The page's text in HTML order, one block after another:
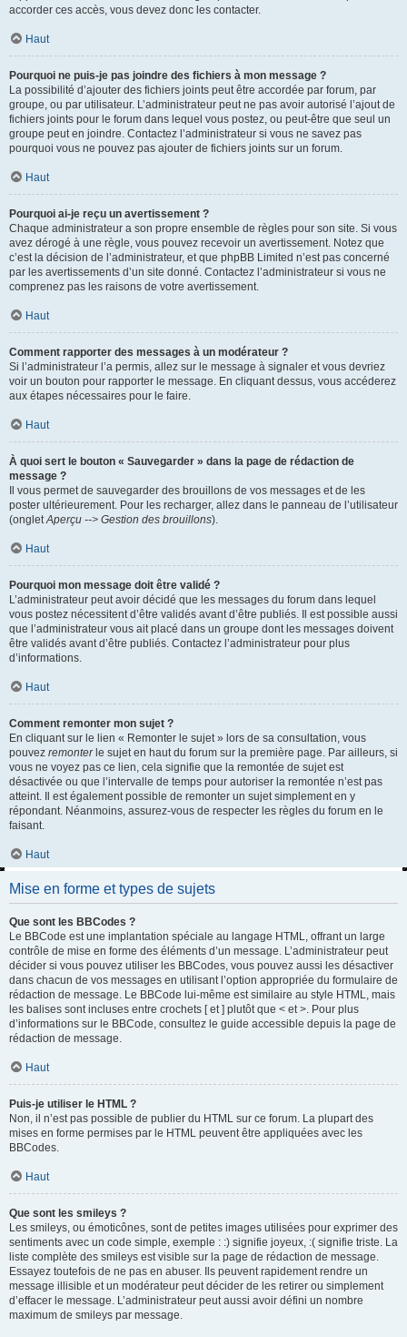
accorder ces accès, vous devez donc les contacter.
Haut
Pourquoi ne puis-je pas joindre des fichiers à mon message ?
La possibilité d’ajouter des fichiers joints peut être accordée par forum, par
groupe, ou par utilisateur. L’administrateur peut ne pas avoir autorisé l’ajout de
fichiers joints pour le forum dans lequel vous postez, ou peut-être que seul un
groupe peut en joindre. Contactez l’administrateur si vous ne savez pas
pourquoi vous ne pouvez pas ajouter de fichiers joints sur un forum.
Haut
Pourquoi ai-je reçu un avertissement ?
Chaque administrateur a son propre ensemble de règles pour son site. Si vous
avez dérogé à une règle, vous pouvez recevoir un avertissement. Notez que
c’est la décision de l’administrateur, et que phpBB Limited n’est pas concerné
par les avertissements d’un site donné. Contactez l’administrateur si vous ne
comprenez pas les raisons de votre avertissement.
Haut
Comment rapporter des messages à un modérateur ?
Si l’administrateur l’a permis, allez sur le message à signaler et vous devriez
voir un bouton pour rapporter le message. En cliquant dessus, vous accéderez
aux étapes nécessaires pour le faire.
Haut
À quoi sert le bouton « Sauvegarder » dans la page de rédaction de
message ?
Il vous permet de sauvegarder des brouillons de vos messages et de les
poster ultérieurement. Pour les recharger, allez dans le panneau de l’utilisateur
(ongletAperçu --> Gestion des brouillons).
Haut
Pourquoi mon message doit être validé ?
L’administrateur peut avoir décidé que les messages du forum dans lequel
vous postez nécessitent d’être validés avant d’être publiés. Il est possible aussi
que l’administrateur vous ait placé dans un groupe dont les messages doivent
être validés avant d’être publiés. Contactez l’administrateur pour plus
d’informations.
Haut
Comment remonter mon sujet ?
En cliquant sur le lien « Remonter le sujet » lors de sa consultation, vous
pouvez remonterle sujet en haut du forum sur la première page. Par ailleurs, si
vous ne voyez pas ce lien, cela signifie que la remontée de sujet est
désactivée ou que l’intervalle de temps pour autoriser la remontée n’est pas
atteint. Il est également possible de remonter un sujet simplement en y
répondant. Néanmoins, assurez-vous de respecter les règles du forum en le
faisant.
Haut
Mise en forme et types de sujets
Que sont les BBCodes ?
Le BBCode est une implantation spéciale au langage HTML, offrant un large
contrôle de mise en forme des éléments d’un message. L’administrateur peut
décider si vous pouvez utiliser les BBCodes, vous pouvez aussi les désactiver
dans chacun de vos messages en utilisant l’option appropriée du formulaire de
rédaction de message. Le BBCode lui-même est similaire au style HTML, mais
les balises sont incluses entre crochets [ et ] plutôt que < et >. Pour plus
d’informations sur le BBCode, consultez le guide accessible depuis la page de
rédaction de message.
Haut
Puis-je utiliser le HTML ?
Non, il n’est pas possible de publier du HTML sur ce forum. La plupart des
mises en forme permises par le HTML peuvent être appliquées avec les
BBCodes.
Haut
Que sont les smileys ?
Les smileys, ou émoticônes, sont de petites images utilisées pour exprimer des
sentiments avec un code simple, exemple : :) signifie joyeux, :( signifie triste. La
liste complète des smileys est visible sur la page de rédaction de message.
Essayez toutefois de ne pas en abuser. Ils peuvent rapidement rendre un
message illisible et un modérateur peut décider de les retirer ou simplement
d’effacer le message. L’administrateur peut aussi avoir défini un nombre
maximum de smileys par message.